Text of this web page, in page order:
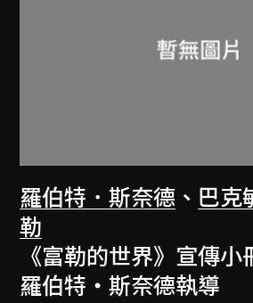
羅伯特．斯奈德 、 巴克
勒
《富勒的世界》宣傳小
羅伯特‧斯奈德執導